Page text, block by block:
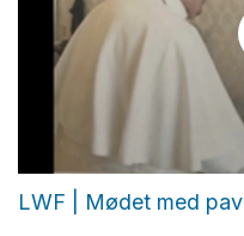
LWF | Mødet med